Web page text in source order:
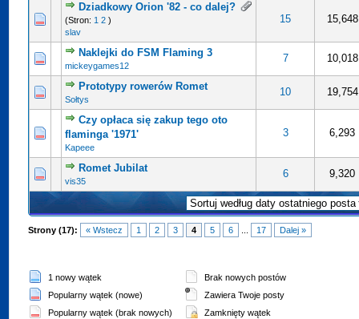
Dziadkowy Orion '82 - co dalej?
(Stron: 1 2 )
slav
15 15,648
5 na 5 gwiazdek
Naklejki do FSM Flaming 3
mickeygames12
7 10,018
5 gwiazdek
Prototypy rowerów Romet
Sołtys
10 19,754
5 gwiazdek
Czy opłaca się zakup tego oto
flaminga '1971'
Kapeee
3 6,293
4 na 5 gwiazdek
Romet Jubilat
vis35
6 9,320
5 gwiazdek
Strony (17): « Wstecz 1 2 3 4 5 6 17 Dalej »
1 nowy wątek
Popularny wątek (nowe)
Popularny wątek (brak nowych)
Brak nowych postów
Zawiera Twoje posty
Zamknięty wątek